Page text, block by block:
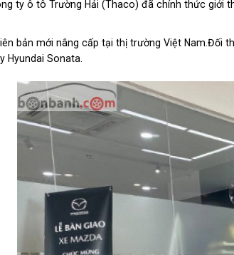
ty ô tô Trường Hải (Thaco) đã chính thức giới
bản mới nâng cấp tại thị trường Việt Nam.Đối
Hyundai Sonata.